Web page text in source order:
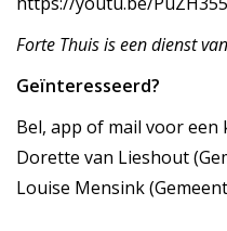
Forte Thuis is een dienst
Geïnteresseerd?
Bel, app of mail voor
Dorette van Lieshout
Louise Mensink